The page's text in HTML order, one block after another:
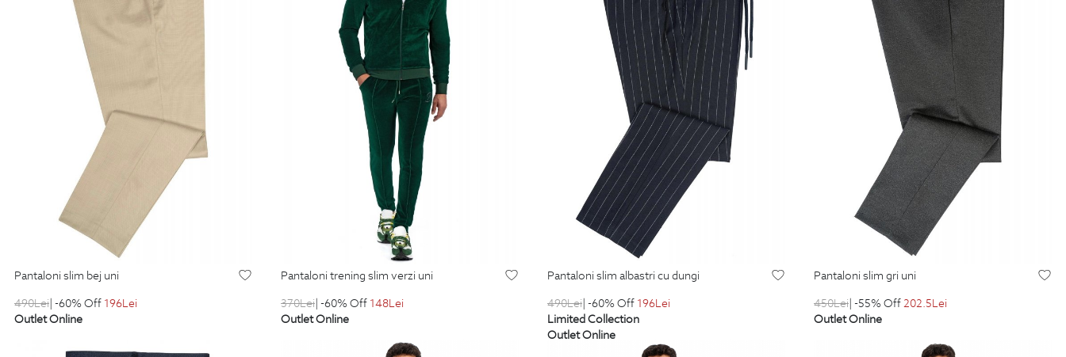
pantaloni slim bej uni
490Lei| -60% Off 196Lei
Outlet Online
pantaloni trening slim verzi uni
370Lei| -60% Off 148Lei
Outlet Online
pantaloni slim albastri cu dungi
490Lei| -60% Off 196Lei
Limited Collection
Outlet Online
pantaloni slim gri uni
450Lei| -55% Off202.5Lei
Outlet Online